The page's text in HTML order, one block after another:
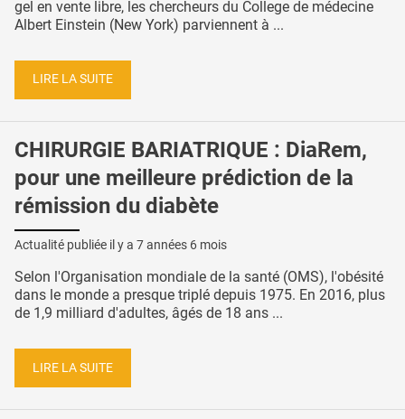
gel en vente libre, les chercheurs du College de médecine
Albert Einstein (New York) parviennent à ...
LIRE LA SUITE
CHIRURGIE BARIATRIQUE : DiaRem,
pour une meilleure prédiction de la
rémission du diabète
Actualité publiée il y a 7 années 6 mois
Selon l'Organisation mondiale de la santé (OMS), l'obésité
dans le monde a presque triplé depuis 1975. En 2016, plus
de 1,9 milliard d'adultes, âgés de 18 ans ...
LIRE LA SUITE